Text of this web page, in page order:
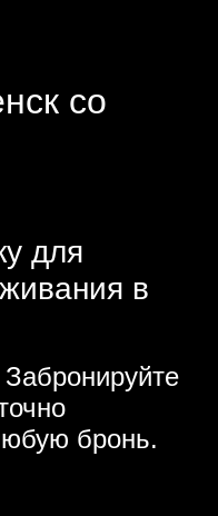
со
для
в
бронь.